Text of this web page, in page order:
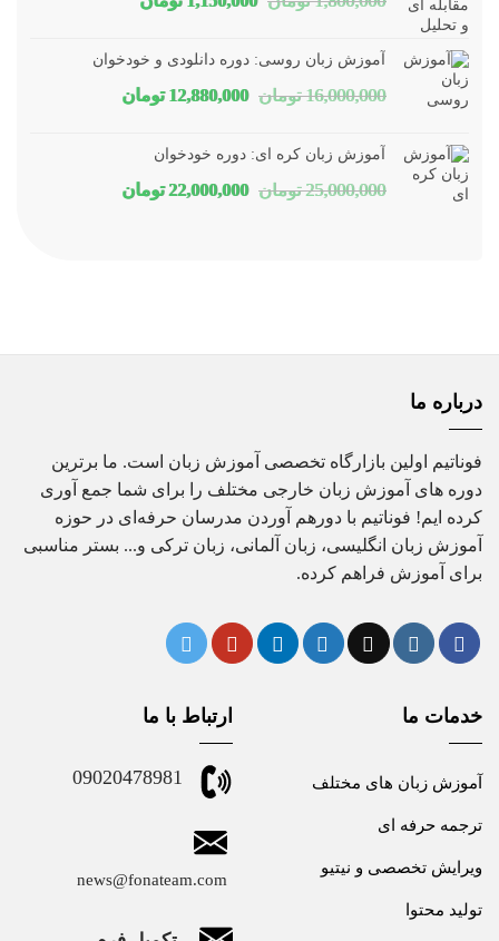
آموزش زبان روسی: دوره دانلودی و خودخوان
16,000,000 تومان قیمت
12,880,000 تومانقیمت
آموزش زبان کره ای: دوره خودخوان
25,000,000 تومان قیمت
22,000,000 تومانقیمت
درباره ما
فوناتیم اولین بازارگاه تخصصی آموزش زبان است. ما برترین
دوره های آموزش زبان خارجی مختلف را برای شما جمع آوری
کرده ایم! فوناتیم با دورهم آوردن مدرسان حرفه‌ای در حوزه
آموزش زبان انگلیسی، زبان آلمانی، زبان ترکی و... بستر مناسبی
برای آموزش فراهم کرده.
خدمات ما
آموزش زبان های مختلف
ترجمه حرفه ای
ویرایش تخصصی و نیتیو
تولید محتوا
ارتباط با ما
09020478981
news@fonateam.com